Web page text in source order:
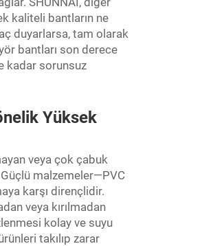
kaliteli bantların ne
duyarlarsa, tam olarak
bantları son derece
kadar sorunsuz
Yüksek
veya çok çabuk
malzemeler—PVC
karşı dirençlidir.
veya kırılmadan
kolay ve suyu
takılıp zarar